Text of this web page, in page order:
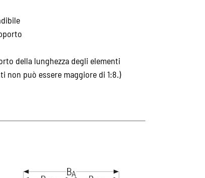
della lunghezza degli elementi
non può essere maggiore di 1:8.)